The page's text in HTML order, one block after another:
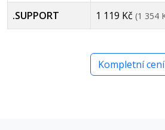
.SUPPORT 1 119 Kč (1 354
Kompletní